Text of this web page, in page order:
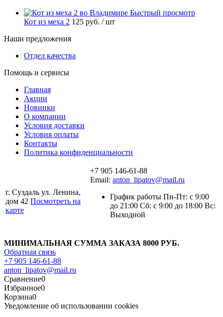
Быстрый просмотр
Кот из меха 2 125 руб. / шт
Наши предложения
Отдел качества
Помощь и сервисы
Главная
Акции
Новинки
О компании
Условия доставки
Условия оплаты
Контакты
Политика конфиденциальности
г. Суздаль ул. Ленина,
дом 42 Посмотреть на
карте
+7 905 146-61-88
Email: anton_lipatov@mail.ru
График работы Пн-Пт: с 9:00
до 21:00 Сб: с 9:00 до 18:00 Вс:
Выходной
МИНИМАЛЬНАЯ СУММА ЗАКАЗА 8000 РУБ.
Обратная связь
+7 905 146-61-88
anton_lipatov@mail.ru
Сравнение0
Избранное0
Корзина0
Уведомление об использовании cookies